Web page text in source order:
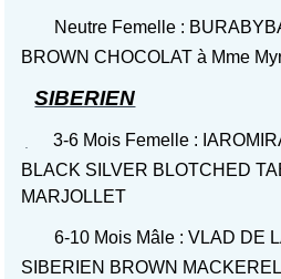
Neutre Femelle :
BROWN CHOCOLAT à Mme
SIBERIEN
3-6 Mois Femelle :
BLACK SILVER BLOTCHED
MARJOLLET
6-10 Mois Mâle : VLAD DE
SIBERIEN BROWN